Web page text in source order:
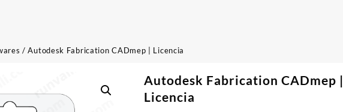
/ Autodesk Fabrication CADmep | Licencia
Autodesk Fabrication CADmep |
Licencia